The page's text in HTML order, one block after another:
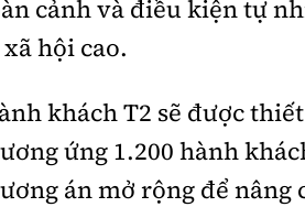
cảnh và điều kiện tự
hội cao.
khách T2 sẽ được
ứng 1.200 hành
án mở rộng để nâng